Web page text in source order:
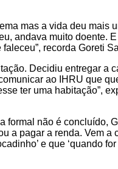
mas a vida deu mais
andava muito doente.
recorda Goreti
Decidiu entregar a
ao IHRU que
ter uma habitação”,
formal não é concluído,
a pagar a renda. Vem
e que ‘quando